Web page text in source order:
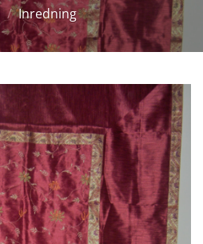
/ Inredning